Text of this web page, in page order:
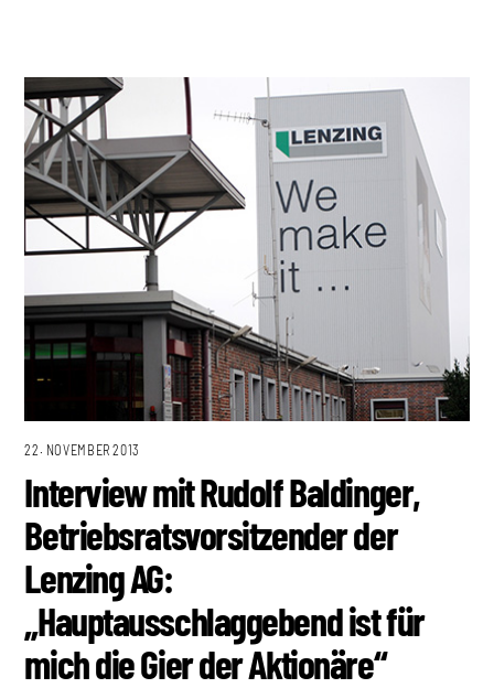
22. NOVEMBER 2013
Interview mit Rudolf Baldinger,
Betriebsratsvorsitzender der
Lenzing AG:
„Hauptausschlaggebend ist für
mich die Gier der Aktionäre“